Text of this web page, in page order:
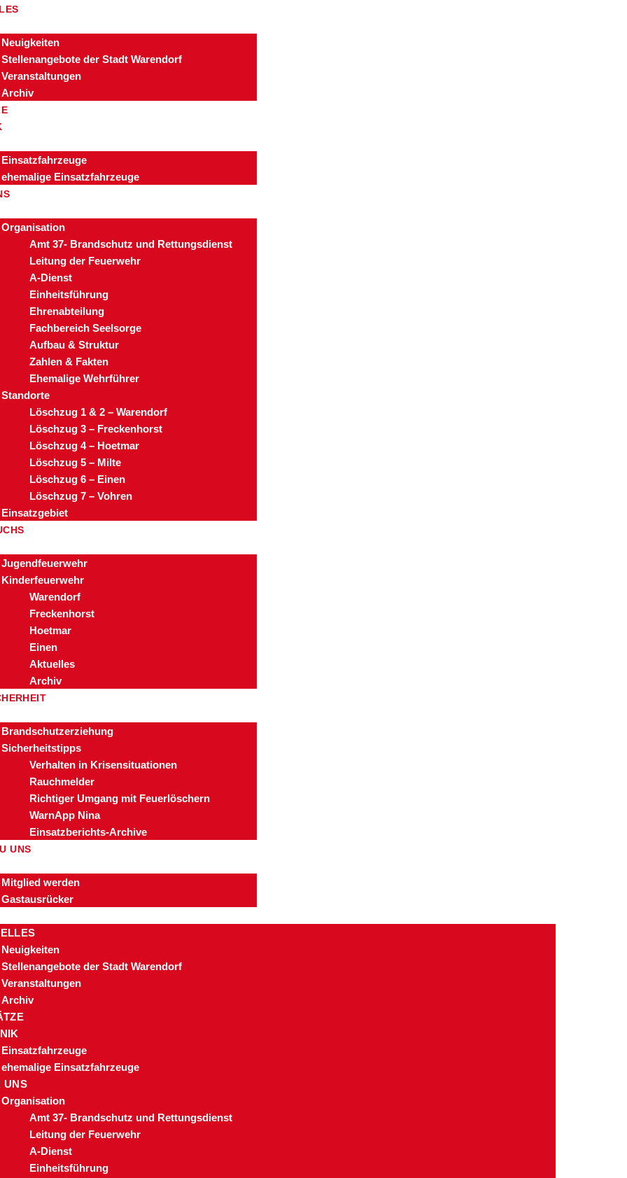
Neuigkeiten
Stellenangebote der Stadt Warendorf
Veranstaltungen
Archiv
Einsatzfahrzeuge
ehemalige Einsatzfahrzeuge
Organisation
Amt 37- Brandschutz und Rettungsdienst
Leitung der Feuerwehr
A-Dienst
Einheitsführung
Ehrenabteilung
Fachbereich Seelsorge
Aufbau & Struktur
Zahlen & Fakten
Ehemalige Wehrführer
Standorte
Löschzug 1 & 2 – Warendorf
Löschzug 3 – Freckenhorst
Löschzug 4 – Hoetmar
Löschzug 5 – Milte
Löschzug 6 – Einen
Löschzug 7 – Vohren
Einsatzgebiet
Jugendfeuerwehr
Kinderfeuerwehr
Warendorf
Freckenhorst
Hoetmar
Einen
Aktuelles
Archiv
Brandschutzerziehung
Sicherheitstipps
Verhalten in Krisensituationen
Rauchmelder
Richtiger Umgang mit Feuerlöschern
WarnApp Nina
Einsatzberichts-Archive
UNS
Mitglied werden
Gastausrücker
Neuigkeiten
Stellenangebote der Stadt Warendorf
Veranstaltungen
Archiv
Einsatzfahrzeuge
ehemalige Einsatzfahrzeuge
UNS
Organisation
Amt 37- Brandschutz und Rettungsdienst
Leitung der Feuerwehr
A-Dienst
Einheitsführung